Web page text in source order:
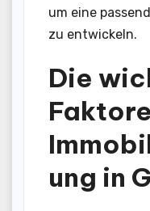
um eine
zu entwickeln.
Die
ung in